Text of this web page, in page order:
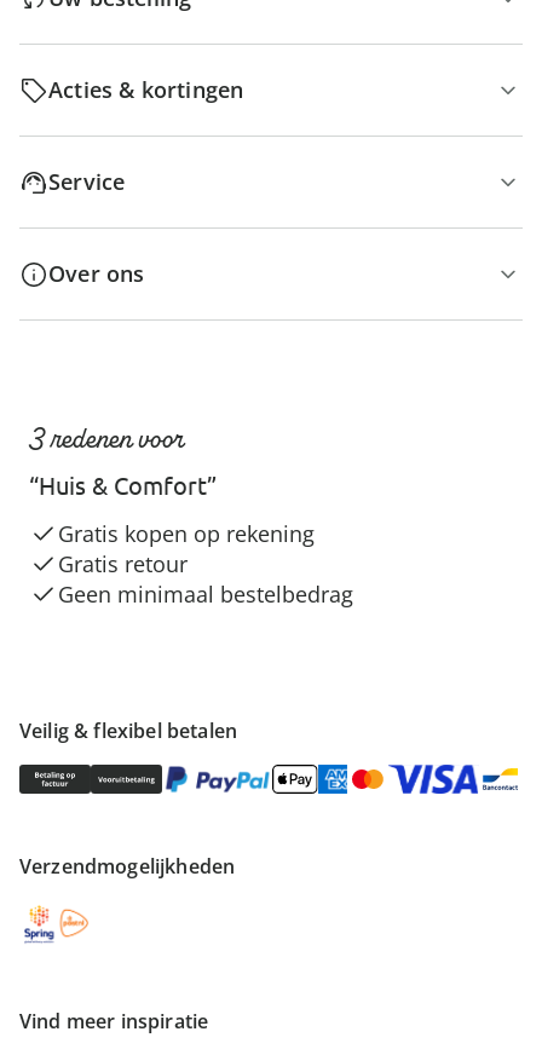
Acties & kortingen
Service
Over ons
Veilig & flexibel betalen
Verzendmogelijkheden
Vind meer inspiratie
3 redenen voor
“Huis & Comfort”
Gratis kopen op rekening
Gratis retour
Geen minimaal bestelbedrag